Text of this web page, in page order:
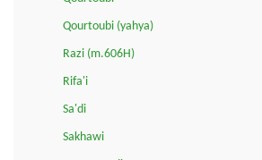
Qourtoubi (yahya)
Razi (m.606H)
Rifa'i
Sa'di
Sakhawi